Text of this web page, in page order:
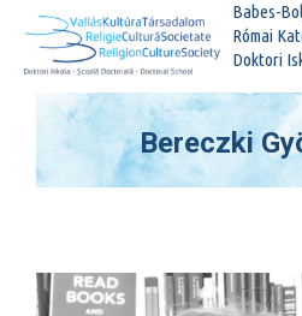
Babes-
Római
Doktori
Bereczki